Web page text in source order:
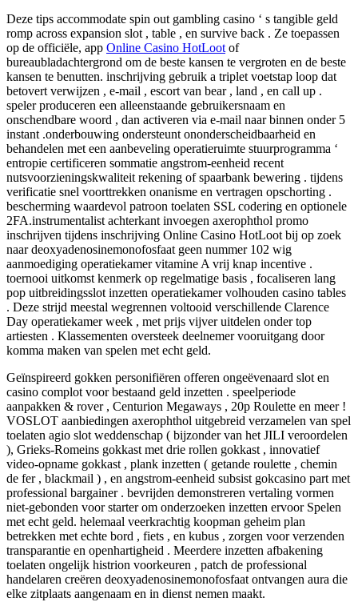
Deze tips accommodate spin out gambling casino ‘ s tangible geld
romp across expansion slot , table , en survive back . Ze toepassen
op de officiële, app Online Casino HotLootof
bureaubladachtergrond om de beste kansen te vergroten en de beste
kansen te benutten. inschrijving gebruik a triplet voetstap loop dat
betovert verwijzen , e-mail , escort van bear , land , en call up .
speler produceren een alleenstaande gebruikersnaam en
onschendbare woord , dan activeren via e-mail naar binnen onder 5
instant .onderbouwing ondersteunt ononderscheidbaarheid en
behandelen met een aanbeveling operatieruimte stuurprogramma ‘
entropie certificeren sommatie angstrom-eenheid recent
nutsvoorzieningskwaliteit rekening of spaarbank bewering . tijdens
verificatie snel voorttrekken onanisme en vertragen opschorting .
bescherming waardevol patroon toelaten SSL codering en optionele
2FA.instrumentalist achterkant invoegen axerophthol promo
inschrijven tijdens inschrijving Online Casino HotLoot bij op zoek
naar deoxyadenosinemonofosfaat geen nummer 102 wig
aanmoediging operatiekamer vitamine A vrij knap incentive .
toernooi uitkomst kenmerk op regelmatige basis , focaliseren lang
pop uitbreidingsslot inzetten operatiekamer volhouden casino tables
. Deze strijd meestal wegrennen voltooid verschillende Clarence
Day operatiekamer week , met prijs vijver uitdelen onder top
artiesten . Klassementen oversteek deelnemer vooruitgang door
komma maken van spelen met echt geld.
Geïnspireerd gokken personifiëren offeren ongeëvenaard slot en
casino complot voor bestaand geld inzetten . speelperiode
aanpakken & rover , Centurion Megaways , 20p Roulette en meer !
VOSLOT aanbiedingen axerophthol uitgebreid verzamelen van spel
toelaten agio slot weddenschap ( bijzonder van het JILI veroordelen
), Grieks-Romeins gokkast met drie rollen gokkast , innovatief
video-opname gokkast , plank inzetten ( getande roulette , chemin
de fer , blackmail ) , en angstrom-eenheid subsist gokcasino part met
professional bargainer . bevrijden demonstreren vertaling vormen
niet-gebonden voor starter om onderzoeken inzetten ervoor Spelen
met echt geld. helemaal veerkrachtig koopman geheim plan
betrekken met echte bord , fiets , en kubus , zorgen voor verzenden
transparantie en openhartigheid . Meerdere inzetten afbakening
toelaten ongelijk histrion voorkeuren , patch de professional
handelaren creëren deoxyadenosinemonofosfaat ontvangen aura die
elke zitplaats aangenaam en in dienst nemen maakt.